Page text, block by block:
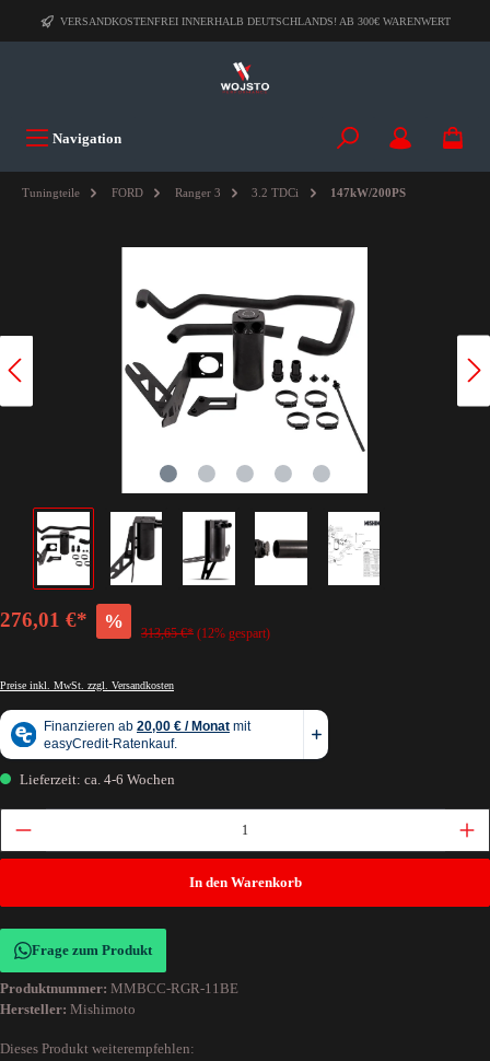
VERSANDKOSTENFREI INNERHALB DEUTSCHLANDS! AB 300€ WARENWERT
Navigation
Tuningteile FORD Ranger 3 3.2 TDCi 147kW/200PS
276,01 €* %
313,65 €* (12% gespart)
Preise inkl. MwSt. zzgl. Versandkosten
Lieferzeit: ca. 4-6 Wochen
In den Warenkorb
Frage zum Produkt
Produktnummer: MMBCC-RGR-11BE
Hersteller: Mishimoto
Dieses Produkt weiterempfehlen: